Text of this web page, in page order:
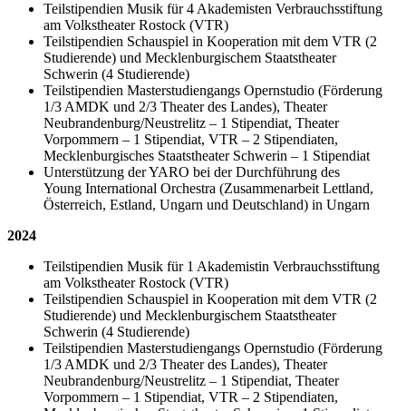
Teilstipendien Musik für 4 Akademisten Verbrauchsstiftung
am Volkstheater Rostock (VTR)
Teilstipendien Schauspiel in Kooperation mit dem VTR (2
Studierende) und Mecklenburgischem Staatstheater
Schwerin (4 Studierende)
Teilstipendien Masterstudiengangs Opernstudio (Förderung
1/3 AMDK und 2/3 Theater des Landes), Theater
Neubrandenburg/Neustrelitz – 1 Stipendiat, Theater
Vorpommern – 1 Stipendiat, VTR – 2 Stipendiaten,
Mecklenburgisches Staatstheater Schwerin – 1 Stipendiat
Unterstützung der YARO bei der Durchführung des
Young International Orchestra (Zusammenarbeit Lettland,
Österreich, Estland, Ungarn und Deutschland) in Ungarn
2024
Teilstipendien Musik für 1 Akademistin Verbrauchsstiftung
am Volkstheater Rostock (VTR)
Teilstipendien Schauspiel in Kooperation mit dem VTR (2
Studierende) und Mecklenburgischem Staatstheater
Schwerin (4 Studierende)
Teilstipendien Masterstudiengangs Opernstudio (Förderung
1/3 AMDK und 2/3 Theater des Landes), Theater
Neubrandenburg/Neustrelitz – 1 Stipendiat, Theater
Vorpommern – 1 Stipendiat, VTR – 2 Stipendiaten,